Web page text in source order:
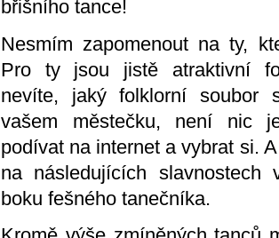
břišního tance!
Nesmím zapomenout na ty,
Pro ty jsou jistě atraktivní
nevíte, jaký folklorní soubor
vašem městečku, není nic
podívat na internet a vybrat si.
na následujících slavnostech
boku fešného tanečníka.